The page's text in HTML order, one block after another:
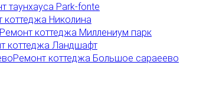
таунхауса Park-fonte
коттеджа Николина
Ремонт коттеджа Миллениум парк
коттеджа Ландшафт
Ремонт коттеджа Большое сараеево